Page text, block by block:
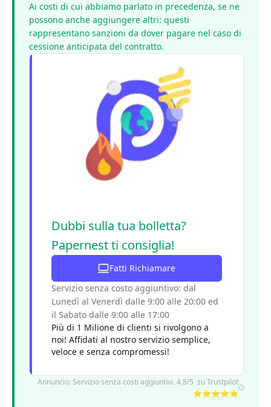
Ai costi di cui abbiamo parlato in precedenza, se ne
possono anche aggiungere altri: questi
rappresentano sanzioni da dover pagare nel caso di
cessione anticipata del contratto.
Dubbi sulla tua bolletta?
Papernest ti consiglia!
Fatti Richiamare
Servizio senza costo aggiuntivo: dal
Lunedì al Venerdì dalle 9:00 alle 20:00 ed
il Sabato dalle 9:00 alle 17:00
Più di 1 Milione di clienti si rivolgono a
noi! Affidati al nostro servizio semplice,
veloce e senza compromessi!
Annuncio: Servizio senza costi aggiuntivi. 4,8/5 su Trustpilot
⭐⭐⭐⭐⭐